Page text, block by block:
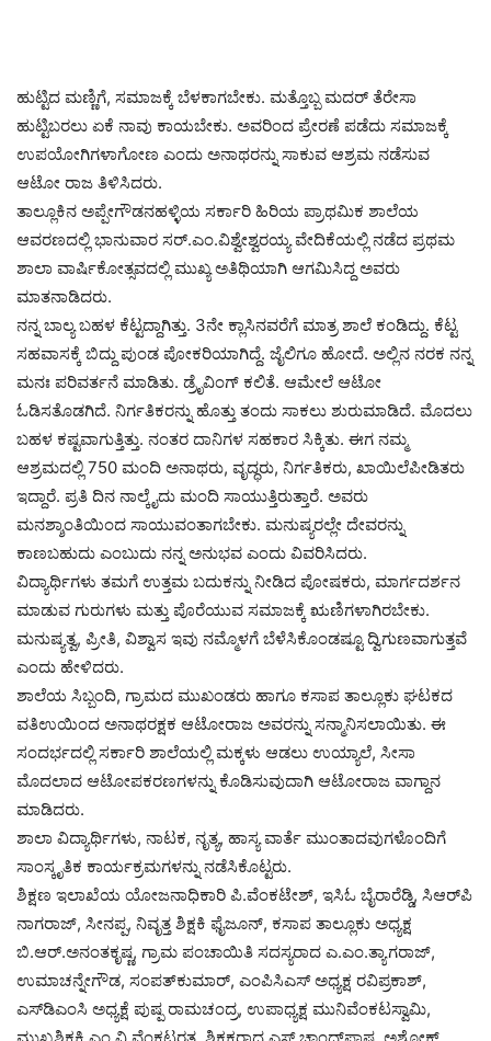
ಹುಟ್ಟಿದ ಮಣ್ಣಿಗೆ, ಸಮಾಜಕ್ಕೆ ಬೆಳಕಾಗಬೇಕು. ಮತ್ತೊಬ್ಬ ಮದರ್‌ ತೆರೇಸಾ
ಹುಟ್ಟಿಬರಲು ಏಕೆ ನಾವು ಕಾಯಬೇಕು. ಅವರಿಂದ ಪ್ರೇರಣೆ ಪಡೆದು ಸಮಾಜಕ್ಕೆ
ಉಪಯೋಗಿಗಳಾಗೋಣ ಎಂದು ಅನಾಥರನ್ನು ಸಾಕುವ ಆಶ್ರಮ ನಡೆಸುವ
ಆಟೋ ರಾಜ ತಿಳಿಸಿದರು.
ತಾಲ್ಲೂಕಿನ ಅಪ್ಪೇಗೌಡನಹಳ್ಳಿಯ ಸರ್ಕಾರಿ ಹಿರಿಯ ಪ್ರಾಥಮಿಕ ಶಾಲೆಯ
ಆವರಣದಲ್ಲಿ ಭಾನುವಾರ ಸರ್‌.ಎಂ.ವಿಶ್ವೇಶ್ವರಯ್ಯ ವೇದಿಕೆಯಲ್ಲಿ ನಡೆದ ಪ್ರಥಮ
ಶಾಲಾ ವಾರ್ಷಿಕೋತ್ಸವದಲ್ಲಿ ಮುಖ್ಯ ಅತಿಥಿಯಾಗಿ ಆಗಮಿಸಿದ್ದ ಅವರು
ಮಾತನಾಡಿದರು.
ನನ್ನ ಬಾಲ್ಯ ಬಹಳ ಕೆಟ್ಟದ್ದಾಗಿತ್ತು. 3ನೇ ಕ್ಲಾಸಿನವರೆಗೆ ಮಾತ್ರ ಶಾಲೆ ಕಂಡಿದ್ದು. ಕೆಟ್ಟ
ಸಹವಾಸಕ್ಕೆ ಬಿದ್ದು ಪುಂಡ ಪೋಕರಿಯಾಗಿದ್ದೆ. ಜೈಲಿಗೂ ಹೋದೆ. ಅಲ್ಲಿನ ನರಕ ನನ್ನ
ಮನಃ ಪರಿವರ್ತನೆ ಮಾಡಿತು. ಡ್ರೆೃವಿಂಗ್‌ ಕಲಿತೆ. ಆಮೇಲೆ ಆಟೋ
ಓಡಿಸತೊಡಗಿದೆ. ನಿರ್ಗತಿಕರನ್ನು ಹೊತ್ತು ತಂದು ಸಾಕಲು ಶುರುಮಾಡಿದೆ. ಮೊದಲು
ಬಹಳ ಕಷ್ಟವಾಗುತ್ತಿತ್ತು. ನಂತರ ದಾನಿಗಳ ಸಹಕಾರ ಸಿಕ್ಕಿತು. ಈಗ ನಮ್ಮ
ಆಶ್ರಮದಲ್ಲಿ 750 ಮಂದಿ ಅನಾಥರು, ವೃದ್ಧರು, ನಿರ್ಗತಿಕರು, ಖಾಯಿಲೆಪೀಡಿತರು
ಇದ್ದಾರೆ. ಪ್ರತಿ ದಿನ ನಾಲ್ಕೈದು ಮಂದಿ ಸಾಯುತ್ತಿರುತ್ತಾರೆ. ಅವರು
ಮನಶ್ಶಾಂತಿಯಿಂದ ಸಾಯುವಂತಾಗಬೇಕು. ಮನುಷ್ಯರಲ್ಲೇ ದೇವರನ್ನು
ಕಾಣಬಹುದು ಎಂಬುದು ನನ್ನ ಅನುಭವ ಎಂದು ವಿವರಿಸಿದರು.
ವಿದ್ಯಾರ್ಥಿಗಳು ತಮಗೆ ಉತ್ತಮ ಬದುಕನ್ನು ನೀಡಿದ ಪೋಷಕರು, ಮಾರ್ಗದರ್ಶನ
ಮಾಡುವ ಗುರುಗಳು ಮತ್ತು ಪೊರೆಯುವ ಸಮಾಜಕ್ಕೆ ಋಣಿಗಳಾಗಿರಬೇಕು.
ಮನುಷ್ಯತ್ವ, ಪ್ರೀತಿ, ವಿಶ್ವಾಸ ಇವು ನಮ್ಮೊಳಗೆ ಬೆಳೆಸಿಕೊಂಡಷ್ಟೂ ದ್ವಿಗುಣವಾಗುತ್ತವೆ
ಎಂದು ಹೇಳಿದರು.
ಶಾಲೆಯ ಸಿಬ್ಬಂದಿ, ಗ್ರಾಮದ ಮುಖಂಡರು ಹಾಗೂ ಕಸಾಪ ತಾಲ್ಲೂಕು ಘಟಕದ
ವತಿಉಯಿಂದ ಅನಾಥರಕ್ಷಕ ಆಟೋರಾಜ ಅವರನ್ನು ಸನ್ಮಾನಿಸಲಾಯಿತು. ಈ
ಸಂದರ್ಭದಲ್ಲಿ ಸರ್ಕಾರಿ ಶಾಲೆಯಲ್ಲಿ ಮಕ್ಕಳು ಆಡಲು ಉಯ್ಯಾಲೆ, ಸೀಸಾ
ಮೊದಲಾದ ಆಟೋಪಕರಣಗಳನ್ನು ಕೊಡಿಸುವುದಾಗಿ ಆಟೋರಾಜ ವಾಗ್ದಾನ
ಮಾಡಿದರು.
ಶಾಲಾ ವಿದ್ಯಾರ್ಥಿಗಳು, ನಾಟಕ, ನೃತ್ಯ, ಹಾಸ್ಯ ವಾರ್ತೆ ಮುಂತಾದವುಗಳೊಂದಿಗೆ
ಸಾಂಸ್ಕೃತಿಕ ಕಾರ್ಯಕ್ರಮಗಳನ್ನು ನಡೆಸಿಕೊಟ್ಟರು.
ಶಿಕ್ಷಣ ಇಲಾಖೆಯ ಯೋಜನಾಧಿಕಾರಿ ಪಿ.ವೆಂಕಟೇಶ್‌, ಇಸಿಓ ಬೈರಾರೆಡ್ಡಿ, ಸಿಆರ್‌ಪಿ
ನಾಗರಾಜ್‌, ಸೀನಪ್ಪ, ನಿವೃತ್ತ ಶಿಕ್ಷಕಿ ಫೈಜೂನ್‌, ಕಸಾಪ ತಾಲ್ಲೂಕು ಅಧ್ಯಕ್ಷ
ಬಿ.ಆರ್‌.ಅನಂತಕೃಷ್ಣ, ಗ್ರಾಮ ಪಂಚಾಯಿತಿ ಸದಸ್ಯರಾದ ಎ.ಎಂ.ತ್ಯಾಗರಾಜ್‌,
ಉಮಾಚನ್ನೇಗೌಡ, ಸಂಪತ್‌ಕುಮಾರ್‌, ಎಂಪಿಸಿಎಸ್‌ ಅಧ್ಯಕ್ಷ ರವಿಪ್ರಕಾಶ್‌,
ಎಸ್‌ಡಿಎಂಸಿ ಅಧ್ಯಕ್ಷೆ ಪುಷ್ಪ ರಾಮಚಂದ್ರ, ಉಪಾಧ್ಯಕ್ಷ ಮುನಿವೆಂಕಟಸ್ವಾಮಿ,